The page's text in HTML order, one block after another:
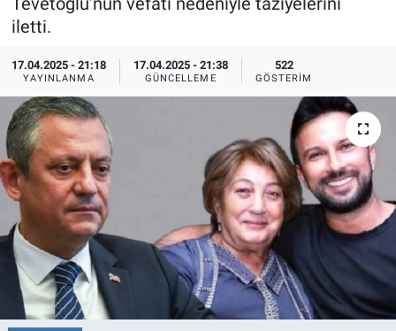
iletti.
17.04.2025 - 21:18
YAYINLANMA
17.04.2025 - 21:38
GÜNCELLEME
522
GÖSTERIM
Ege'den Esintiler
Eğitim
Eğlence
Ekonomi
Forum
Gerçeğin İzinde
İletişim